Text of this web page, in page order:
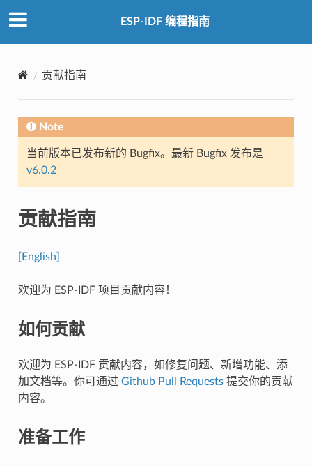
ESP-IDF 编程指南
贡献指南
Note
当前版本已发布新的 Bugfix。最新 Bugfix 发布是
v6.0.2
贡献指南
[English]
欢迎为 ESP-IDF 项目贡献内容！
如何贡献
欢迎为 ESP-IDF 贡献内容，如修复问题、新增功能、添
加文档等。你可通过 Github Pull Requests提交你的贡献
内容。
准备工作